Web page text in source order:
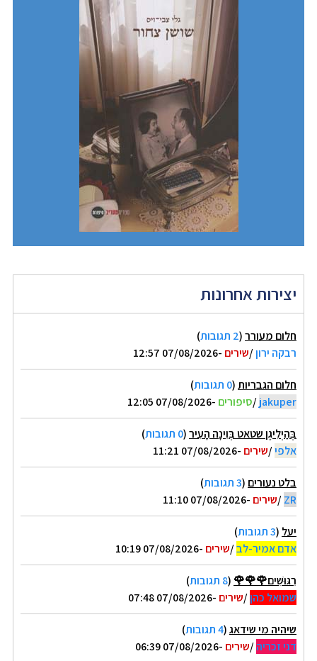
יצירות אחרונות
חלום מעורר(2 תגובות
)
רבקה ירון/שירים -07/08/2026 12:57
חלום הגבריות(0 תגובות
)
jakuper
/סיפורים -07/08/2026 12:05
בְּהַיְלִיגֶן שטאט בְּוִינָה הָעִיר(0 תגובות
)
אלפי/שירים -07/08/2026 11:21
בלט נעורים (3 תגובות
)
ZR
/שירים -07/08/2026 11:10
יעל (3 תגובות
)
אדם אמיר-לב/שירים -07/08/2026 10:19
רִגּוּשִׁים🌹🌹🌹 (8 תגובות
)
שמואל כהן/שירים -07/08/2026 07:48
שיהיה מי שידאג(4 תגובות
)
דני זכריה/שירים -07/08/2026 06:39